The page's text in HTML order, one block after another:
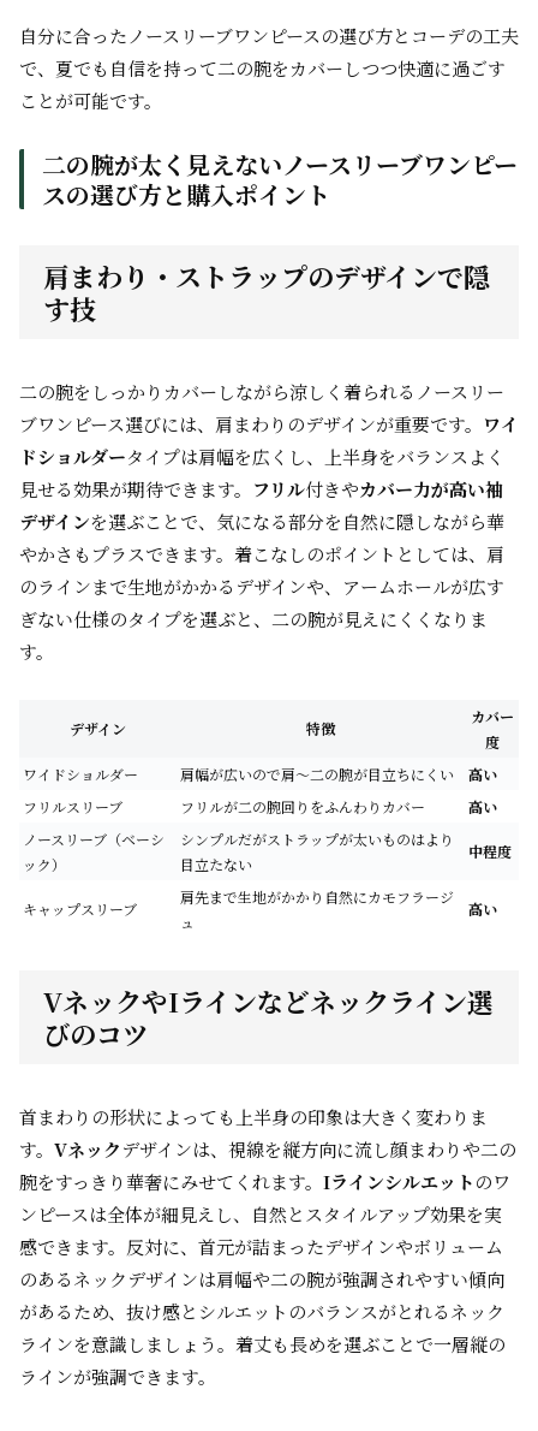
自分に合ったノースリーブワンピースの選び方とコーデの工夫
で、夏でも自信を持って二の腕をカバーしつつ快適に過ごす
ことが可能です。
二の腕が太く見えないノースリーブワンピー
スの選び方と購入ポイント
肩まわり・ストラップのデザインで隠
す技
二の腕をしっかりカバーしながら涼しく着られるノースリー
ブワンピース選びには、肩まわりのデザインが重要です。 ワイ
ドショルダータイプは肩幅を広くし、上半身をバランスよく
見せる効果が期待できます。 フリル付きやカバー力が高い袖
デザインを選ぶことで、気になる部分を自然に隠しながら華
やかさもプラスできます。着こなしのポイントとしては、肩
のラインまで生地がかかるデザインや、アームホールが広す
ぎない仕様のタイプを選ぶと、二の腕が見えにくくなりま
す。
デザイン 特徴
カバー
度
ワイドショルダー
肩幅が広いので肩～二の腕が目立ちにくい
高い
フリルスリーブ
フリルが二の腕回りをふんわりカバー
高い
ノースリーブ（ベーシ
ック）
シンプルだがストラップが太いものはより
目立たない
中程度
キャップスリーブ
肩先まで生地がかかり自然にカモフラージ
ュ
高い
VネックやIラインなどネックライン選
びのコツ
首まわりの形状によっても上半身の印象は大きく変わりま
す。 Vネックデザインは、視線を縦方向に流し顔まわりや二の
腕をすっきり華奢にみせてくれます。 Iラインシルエットのワ
ンピースは全体が細見えし、自然とスタイルアップ効果を実
感できます。反対に、首元が詰まったデザインやボリューム
のあるネックデザインは肩幅や二の腕が強調されやすい傾向
があるため、抜け感とシルエットのバランスがとれるネック
ラインを意識しましょう。着丈も長めを選ぶことで一層縦の
ラインが強調できます。